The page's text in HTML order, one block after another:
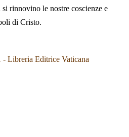
rinnovino le nostre coscienze e
di Cristo.
Libreria Editrice Vaticana